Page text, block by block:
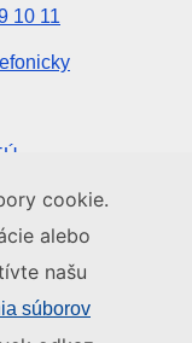
cookie.
alebo
našu
súborov
10 11